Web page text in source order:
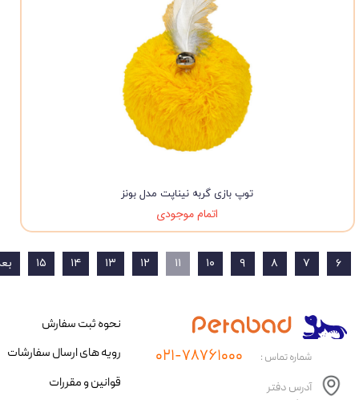
توپ بازی گربه نیناپت مدل بونز
اتمام موجودی
۶ ۷ ۸ ۹ ۱۰ ۱۱ ۱۲ ۱۳ ۱۴ ۱۵
آدرس دفتر
شماره تماس : ۰۲۱-۷۸۷۶۱۰۰۰
نحوه ثبت سفارش
رویه های ارسال سفارشات
قوانین و مقررات